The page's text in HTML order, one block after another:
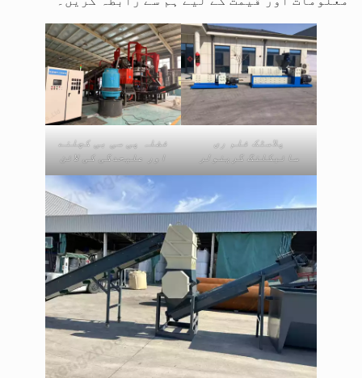
پلاسٹک فلم ری
سائیکلنگ گرینولر
فضلہ پی سی بی کچلنے
اور علیحدگی کی لائن